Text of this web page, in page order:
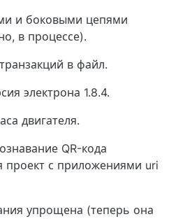
и боковыми цепями
в процессе).
в файл.
электрона 1.8.4.
двигателя.
QR-кода
проект с приложениями uri
упрощена (теперь она